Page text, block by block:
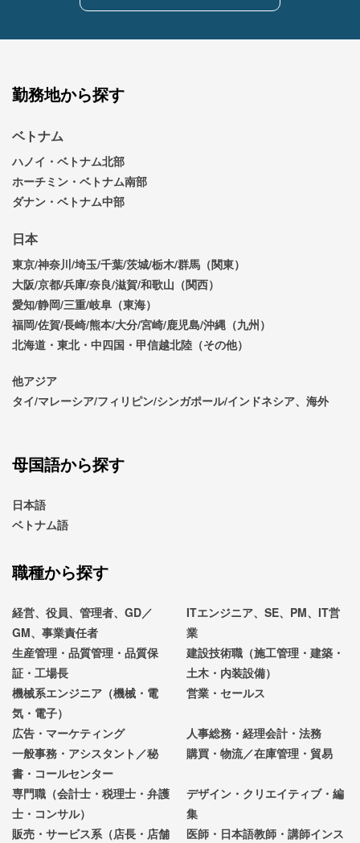
勤務地から探す
ベトナム
ハノイ・ベトナム北部
ホーチミン・ベトナム南部
ダナン・ベトナム中部
日本
東京/神奈川/埼玉/千葉/茨城/栃木/群馬（関東）
大阪/京都/兵庫/奈良/滋賀/和歌山（関西）
愛知/静岡/三重/岐阜（東海）
福岡/佐賀/長崎/熊本/大分/宮崎/鹿児島/沖縄（九州）
北海道・東北・中四国・甲信越北陸（その他）
他アジア
タイ/マレーシア/フィリピン/シンガポール/インドネシア、海外
母国語から探す
日本語
ベトナム語
職種から探す
経営、役員、管理者、GD／
GM、事業責任者
ITエンジニア、SE、PM、IT営
業
生産管理・品質管理・品質保
証・工場長
建設技術職（施工管理・建築・
土木・内装設備）
機械系エンジニア（機械・電
気・電子）
営業・セールス
広告・マーケティング
人事総務・経理会計・法務
一般事務・アシスタント／秘
書・コールセンター
購買・物流／在庫管理・貿易
専門職（会計士・税理士・弁護
士・コンサル）
デザイン・クリエイティブ・編
集
販売・サービス系（店長・店舗
医師・日本語教師・講師インス